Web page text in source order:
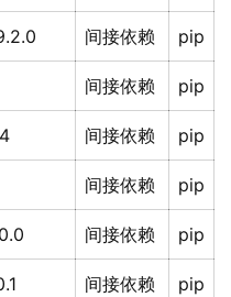
间接依赖 pip
间接依赖 pip
间接依赖 pip
间接依赖 pip
间接依赖 pip
间接依赖 pip